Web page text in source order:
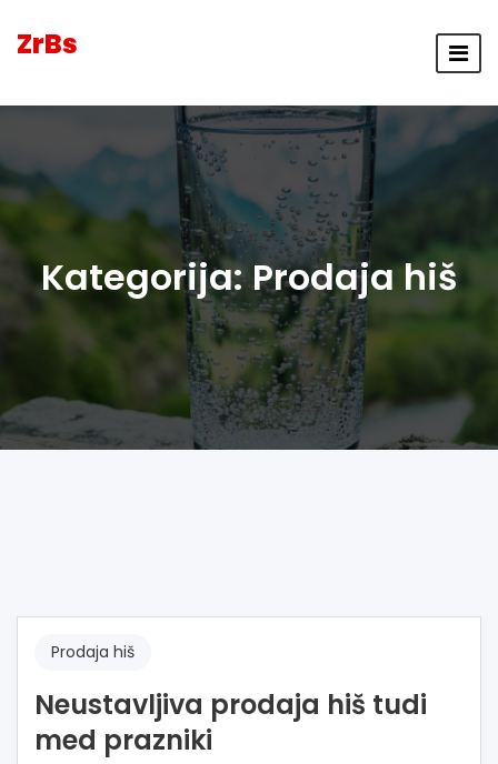
ZrBs
Kategorija:Prodaja hiš
Prodaja hiš
Neustavljiva prodaja hiš tudi
med prazniki